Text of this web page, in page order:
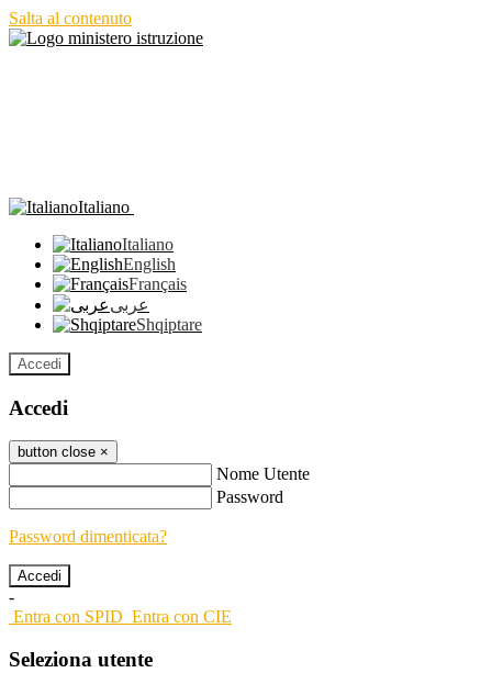
Salta al contenuto
Italiano
Italiano
English
Français
عربى
Shqiptare
Accedi
Accedi
button close ×
Nome Utente
Password
Password dimenticata?
-
Entra con SPID Entra con CIE
Seleziona utente